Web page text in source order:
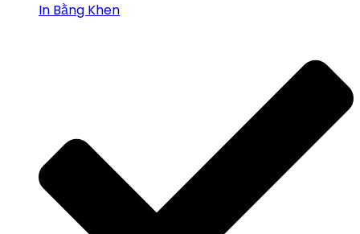
In Bằng Khen